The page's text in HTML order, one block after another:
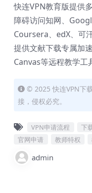
快连VPN教育版提供
障碍访问知网、
Coursera、edX、可
提供文献下载专属加
Canvas等远程教学工
© 2025 快连VPN下
接，侵权必究。
VPN申请流程 下
官网申请
教师特权
admin